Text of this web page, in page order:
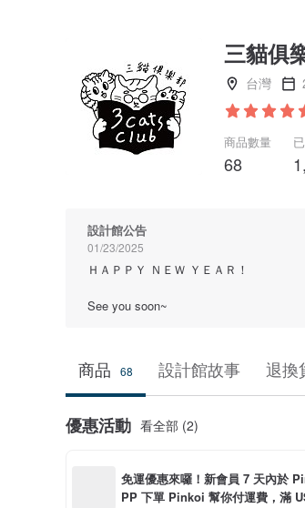
三貓俱
台灣
商品數量
68
設計館公告
01/23/2025
ＨＡＰＰＹ ＮＥＷ ＹＥＡＲ！
See you soon~
商品 68 設計館故事 退換
優惠活動 看全部 (2)
免運優惠來囉！新會員 7 天內於
PP 下單 Pinkoi 幫你付運費，滿